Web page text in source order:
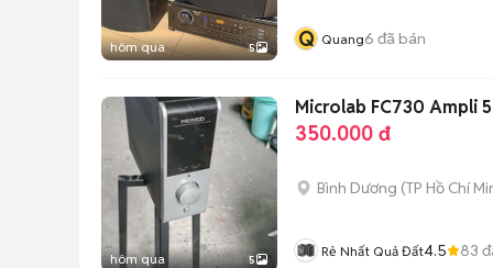
hôm qua 5 Q Quang6 đã bán
hôm qua 5
Microlab FC730 Ampli
350.000 đ
Bình Dương (TP Hồ Chí
Rẻ Nhất Quả Đất4.5 83